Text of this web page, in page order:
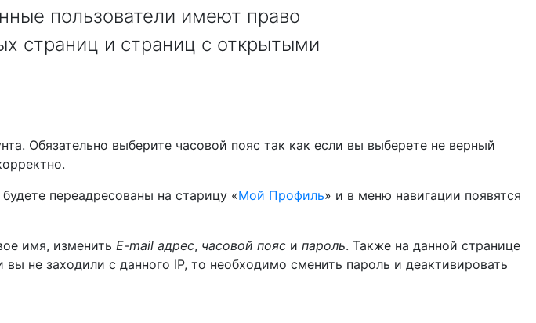
пользователи имеют право
страниц и страниц с открытыми
Обязательно выберите часовой пояс так как если вы выберете не верный
переадресованы на старицу «Мой Профиль» и в меню навигации появятся
имя, изменить E-mail адрес, часовой пояс и пароль. Также на данной странице
вы не заходили с данного IP, то необходимо сменить пароль и деактивировать